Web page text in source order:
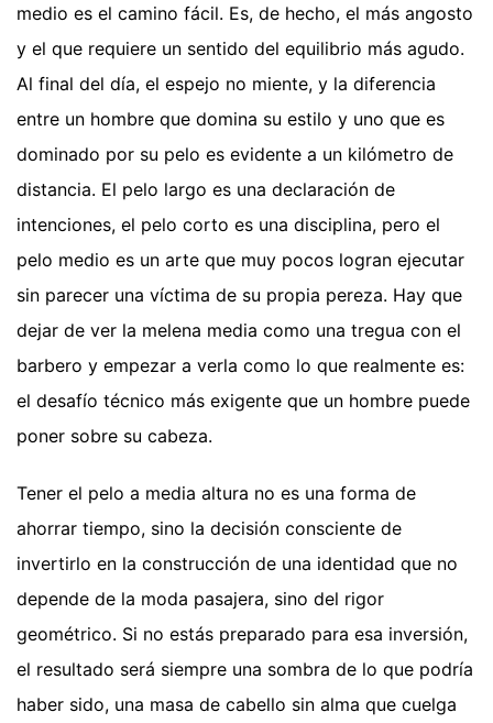
medio es el camino fácil. Es, de hecho, el más angosto
y el que requiere un sentido del equilibrio más agudo.
Al final del día, el espejo no miente, y la diferencia
entre un hombre que domina su estilo y uno que es
dominado por su pelo es evidente a un kilómetro de
distancia. El pelo largo es una declaración de
intenciones, el pelo corto es una disciplina, pero el
pelo medio es un arte que muy pocos logran ejecutar
sin parecer una víctima de su propia pereza. Hay que
dejar de ver la melena media como una tregua con el
barbero y empezar a verla como lo que realmente es:
el desafío técnico más exigente que un hombre puede
poner sobre su cabeza.
Tener el pelo a media altura no es una forma de
ahorrar tiempo, sino la decisión consciente de
invertirlo en la construcción de una identidad que no
depende de la moda pasajera, sino del rigor
geométrico. Si no estás preparado para esa inversión,
el resultado será siempre una sombra de lo que podría
haber sido, una masa de cabello sin alma que cuelga